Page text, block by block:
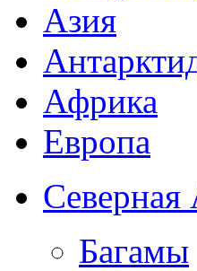
Азия
Африка
Европа
Северная
Багамы